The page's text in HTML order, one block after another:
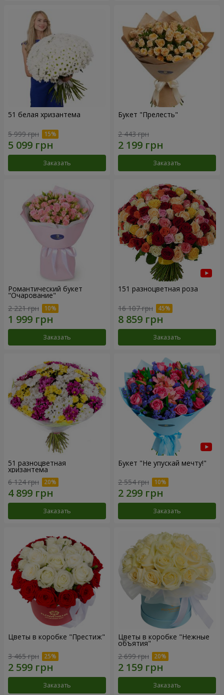
51 белая хризантема
5 999 грн
Заказать
Букет "Прелесть"
2 443 грн
Заказать
Романтический букет
"Очарование"
2 221 грн
Заказать
151 разноцветная роза
16 107 грн
Заказать
51 разноцветная
хризантема
6 124 грн
Заказать
Букет "Не упускай мечту!"
2 554 грн
Заказать
Цветы в коробке "Престиж"
3 465 грн
Заказать
Цветы в коробке "Нежные
объятия"
2 699 грн
Заказать